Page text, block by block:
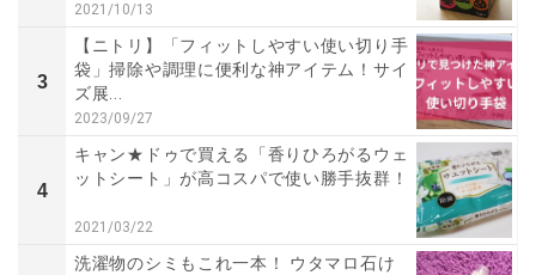
2021/10/13
3
【ニトリ】「フィットしやすい使い切り手
袋」掃除や調理に便利な神アイテム！サイ
ズ展...
2023/09/27
4
キャン★ドゥで買える「香りひろがるウェ
ットシート」が高コスパで使い勝手抜群！
2021/03/22
洗濯物のシミもこれ一本！ ウタマロ石け